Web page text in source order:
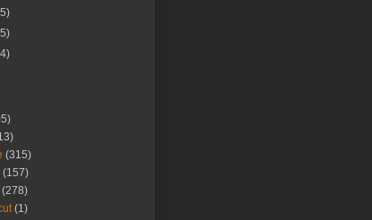
(315)
(157)
(278)
(1)